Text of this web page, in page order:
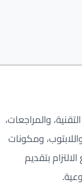
والمراجعات،
ومكونات
بتقديم